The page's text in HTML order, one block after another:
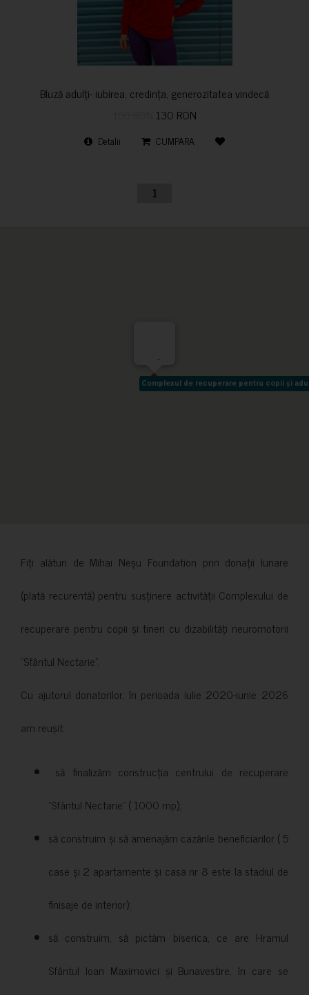
Bluză adulți- iubirea, credința, generozitatea vindecă
130 RON
Detalii CUMPARA
1
Complexul de recuperare pentru copii și
Complexul de recuperare pentru copii și
-
Fiți alături de Mihai Neșu Foundation prin donații lunare
(plată recurentă) pentru susținere activității Complexului de
recuperare pentru copii și tineri cu dizabilități neuromotorii
”Sfântul Nectarie”.
Cu ajutorul donatorilor, în perioada iulie 2020-iunie 2026
am reușit:
să finalizăm construcția centrului de recuperare
”Sfântul Nectarie” ( 1000 mp);
să construim și să amenajăm cazările beneficiarilor ( 5
case și 2 apartamente și casa nr 8 este la stadiul de
finisaje de interior);
să construim, să pictăm biserica, ce are Hramul
Sfântul Ioan Maximovici și Bunavestire, în care se